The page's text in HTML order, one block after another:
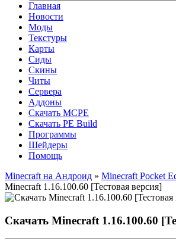
Главная
Новости
Моды
Текстуры
Карты
Сиды
Cкины
Читы
Сервера
Аддоны
Скачать MCPE
Скачать PE Build
Программы
Шейдеры
Помощь
Minecraft на Андроид » Minecraft Pocket
Minecraft 1.16.100.60 [Тестовая версия]
Скачать Minecraft 1.16.100.60